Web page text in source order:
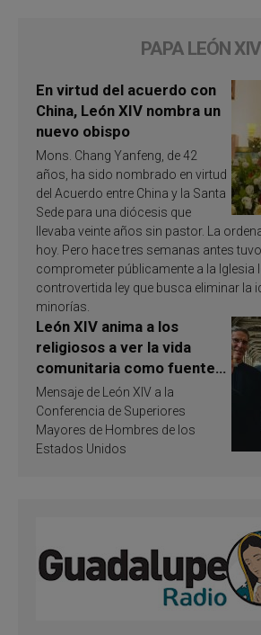
PAPA LEÓN XIV
En virtud del acuerdo con
China, León XIV nombra un
nuevo obispo
Mons. Chang Yanfeng, de 42
años, ha sido nombrado en virtud
del Acuerdo entre China y la Santa
Sede para una diócesis que
llevaba veinte años sin pastor. La
hoy. Pero hace tres semanas antes
comprometer públicamente a la Iglesia
controvertida ley que busca eliminar la
minorías.
León XIV anima a los
religiosos a ver la vida
comunitaria como fuente
de inspiración y
santificación
Mensaje de León XIV a la
Conferencia de Superiores
Mayores de Hombres de los
Estados Unidos